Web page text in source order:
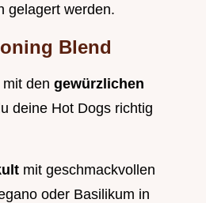
gelagert werden.
Blend
den gewürzlichen
deine Hot Dogs richtig
mit geschmackvollen
oder Basilikum in